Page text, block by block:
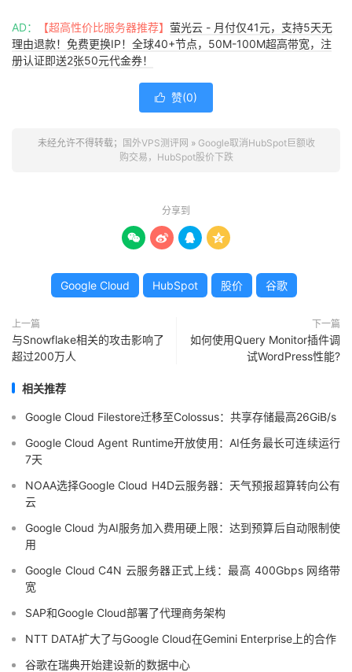
AD： 【超高性价比服务器推荐】 萤光云 - 月付仅41元，支持5天无
理由退款！免费更换IP！全球40+节点，50M-100M超高带宽，注
册认证即送2张50元代金券！
 赞(0)
未经允许不得转载； 国外VPS测评网 » Google取消HubSpot巨额收
购交易，HubSpot股价下跌
分享到
   
Google Cloud HubSpot 股价 谷歌
上一篇
与Snowflake相关的攻击影响了
超过200万人
下一篇
如何使用Query Monitor插件调
试WordPress性能?
相关推荐
Google Cloud Filestore迁移至Colossus：共享存储最高26GiB/s
Google Cloud Agent Runtime开放使用：AI任务最长可连续运行
7天
NOAA选择Google Cloud H4D云服务器：天气预报超算转向公有
云
Google Cloud 为AI服务加入费用硬上限：达到预算后自动限制使
用
Google Cloud C4N 云服务器正式上线：最高 400Gbps 网络带
宽
SAP和Google Cloud部署了代理商务架构
NTT DATA扩大了与Google Cloud在Gemini Enterprise上的合作
谷歌在瑞典开始建设新的数据中心